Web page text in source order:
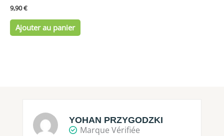
9,90€
Ajouter au panier
YOHAN PRZYGODZKI
Marque Vérifiée